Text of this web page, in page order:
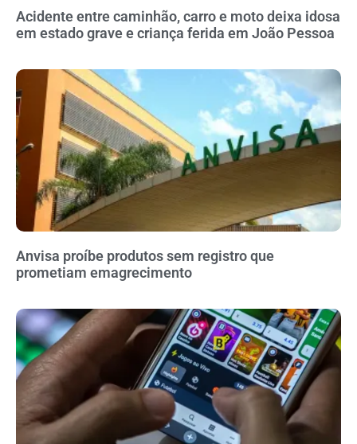
Acidente entre caminhão, carro e moto deixa idosa
em estado grave e criança ferida em João Pessoa
Anvisa proíbe produtos sem registro que
prometiam emagrecimento